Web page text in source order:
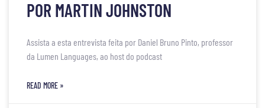
POR MARTIN JOHNSTON
Assista a esta entrevista feita por Daniel Bruno Pinto, professor
da Lumen Languages, ao host do podcast
READ MORE »